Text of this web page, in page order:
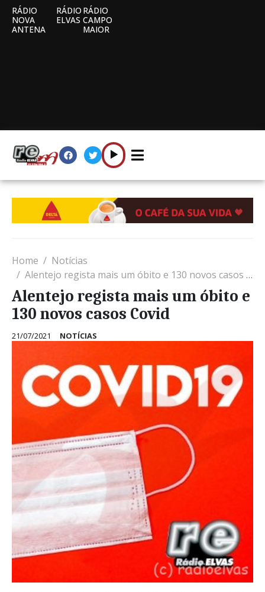
RÁDIO
NOVA
ANTENA
RÁDIO
ELVAS
RÁDIO
CAMPO
MAIOR
Home
Notícias
Alentejo regista mais um óbito e 130 novos casos Covid
Alentejo regista mais um óbito e
130 novos casos Covid
21/07/2021 NOTÍCIAS